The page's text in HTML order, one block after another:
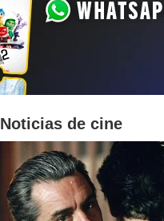
Noticias de cine